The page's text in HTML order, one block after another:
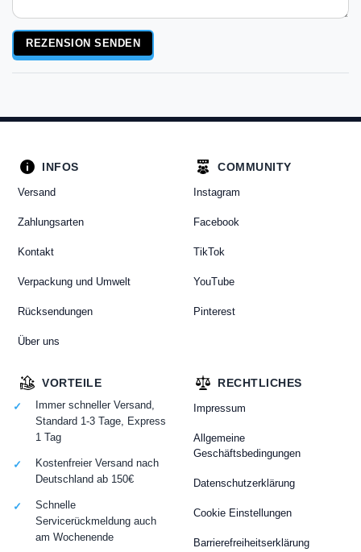
REZENSION SENDEN
INFOS
Versand
Zahlungsarten
Kontakt
Verpackung und Umwelt
Rücksendungen
Über uns
COMMUNITY
Instagram
Facebook
TikTok
YouTube
Pinterest
RECHTLICHES
Impressum
Allgemeine
Geschäftsbedingungen
Datenschutzerklärung
Cookie Einstellungen
Barrierefreiheitserklärung
VORTEILE
Immer schneller Versand,
Standard 1-3 Tage, Express
1 Tag
Kostenfreier Versand nach
Deutschland ab 150€
Schnelle
Servicerückmeldung auch
am Wochenende